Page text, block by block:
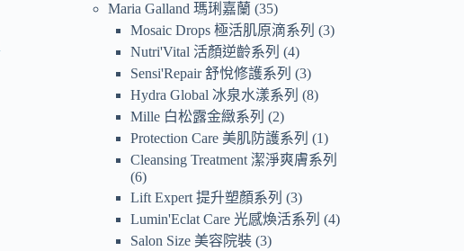
Maria Galland 瑪琍嘉蘭 35
Mosaic Drops 極活肌原滴系列
3
Nutri'Vital 活顏逆齡系列
4
Sensi'Repair 舒悅修護系列
3
Hydra Global 冰泉水漾系列
8
Mille 白松露金緻系列
2
Protection Care 美肌防護系列
1
Cleansing Treatment 潔淨爽膚系列
6
Lift Expert 提升塑顏系列
3
Lumin'Eclat Care 光感煥活系列
4
Salon Size 美容院裝 3